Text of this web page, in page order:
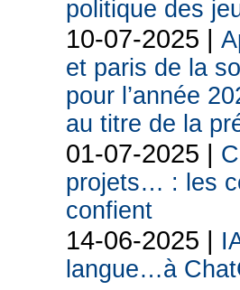
politique des
10-07-2025 |
et paris de la
pour l’année
au titre de la
01-07-2025 |
projets… : les
confient
14-06-2025 |
langue…à